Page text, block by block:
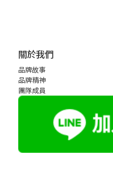
關於我們
品牌故事
品牌精神
團隊成員